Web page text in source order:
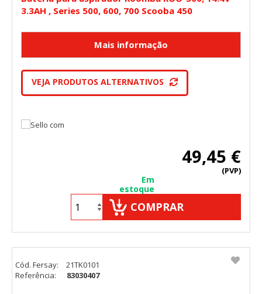
3.3AH , Series 500, 600, 700 Scooba 450
VEJA PRODUTOS ALTERNATIVOS
49,45 €
(PVP)
Em
estoque
COMPRAR
Cód. Fersay:
21TK0101
Referência:
83030407